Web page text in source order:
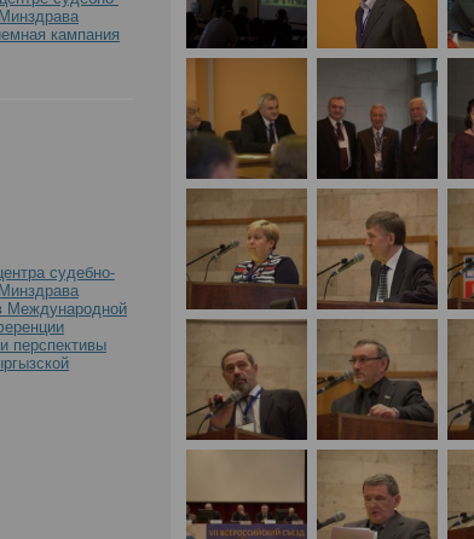
кампания
судебно-
Международной
перспективы